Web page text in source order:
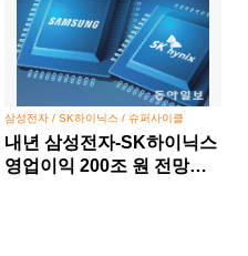
삼성전자 / SK하이닉스 / 슈퍼사이클
내년 삼성전자-SK하이닉스
영업이익 200조 원 전망…